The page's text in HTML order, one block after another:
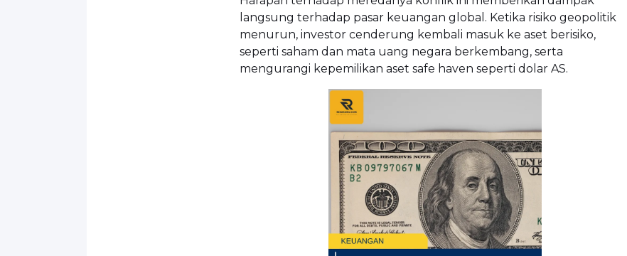
langsung terhadap pasar keuangan global. Ketika risiko geopolitik
menurun, investor cenderung kembali masuk ke aset berisiko,
seperti saham dan mata uang negara berkembang, serta
mengurangi kepemilikan aset safe haven seperti dolar AS.